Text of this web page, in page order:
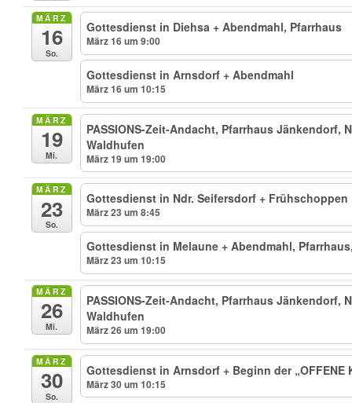
MÄRZ
16
So.
Gottesdienst in Diehsa + Abendmahl, Pfarrhaus
März 16 um 9:00
Gottesdienst in Arnsdorf + Abendmahl
März 16 um 10:15
MÄRZ
19
Mi.
PASSIONS-Zeit-Andacht, Pfarrhaus Jänkendorf,
Waldhufen
März 19 um 19:00
MÄRZ
23
So.
Gottesdienst in Ndr. Seifersdorf + Frühschoppen
März 23 um 8:45
Gottesdienst in Melaune + Abendmahl,
März 23 um 10:15
MÄRZ
26
Mi.
PASSIONS-Zeit-Andacht, Pfarrhaus Jänkendorf,
Waldhufen
März 26 um 19:00
MÄRZ
30
So.
Gottesdienst in Arnsdorf + Beginn der „OFFENE
März 30 um 10:15